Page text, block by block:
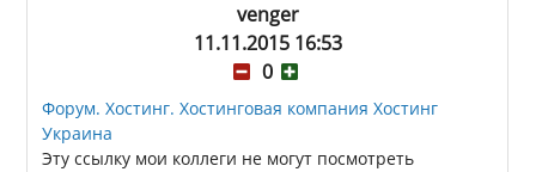
venger
11.11.2015 16:53
0
Форум. Хостинг. Хостинговая компания Хостинг
Украина
Эту ссылку мои коллеги не могут посмотреть